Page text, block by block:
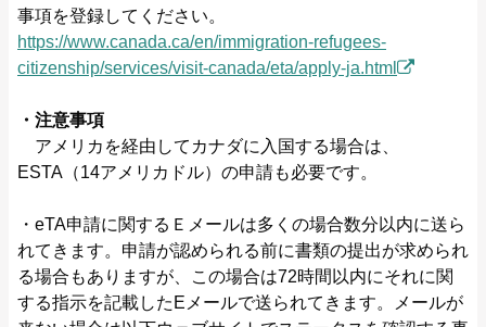
事項を登録してください。
https://www.canada.ca/en/immigration-refugees-
citizenship/services/visit-canada/eta/apply-ja.html
・注意事項
アメリカを経由してカナダに入国する場合は、
ESTA（14アメリカドル）の申請も必要です。
・eTA申請に関するＥメールは多くの場合数分以内に送ら
れてきます。申請が認められる前に書類の提出が求められ
る場合もありますが、この場合は72時間以内にそれに関
する指示を記載したEメールで送られてきます。メールが